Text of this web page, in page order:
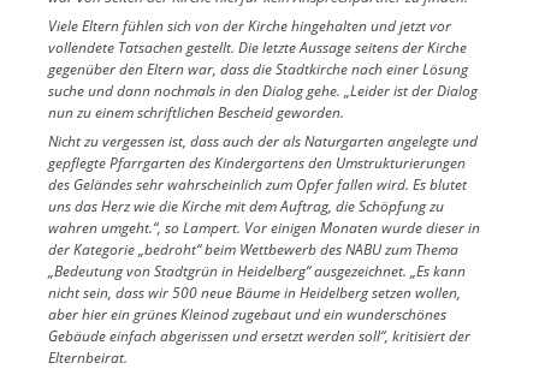
Viele Eltern fühlen sich von der Kirche hingehalten und jetzt vor
vollendete Tatsachen gestellt. Die letzte Aussage seitens der Kirche
gegenüber den Eltern war, dass die Stadtkirche nach einer Lösung
suche und dann nochmals in den Dialog gehe. „Leider ist der Dialog
nun zu einem schriftlichen Bescheid geworden.
Nicht zu vergessen ist, dass auch der als Naturgarten angelegte und
gepflegte Pfarrgarten des Kindergartens den Umstrukturierungen
des Geländes sehr wahrscheinlich zum Opfer fallen wird. Es blutet
uns das Herz wie die Kirche mit dem Auftrag, die Schöpfung zu
wahren umgeht.“, so Lampert. Vor einigen Monaten wurde dieser in
der Kategorie „bedroht“ beim Wettbewerb des NABU zum Thema
„Bedeutung von Stadtgrün in Heidelberg“ ausgezeichnet. „Es kann
nicht sein, dass wir 500 neue Bäume in Heidelberg setzen wollen,
aber hier ein grünes Kleinod zugebaut und ein wunderschönes
Gebäude einfach abgerissen und ersetzt werden soll“, kritisiert der
Elternbeirat.